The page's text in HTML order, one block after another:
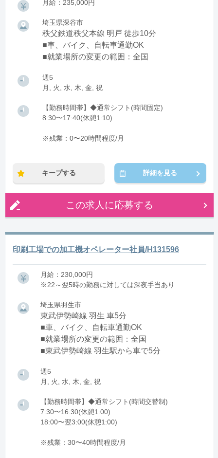
月給：235,000円
埼玉県深谷市
秩父鉄道秩父本線 明戸 徒歩10分
■車、バイク、自転車通勤OK
■就業場所の変更の範囲：全国
週5
月, 火, 水, 木, 金, 祝
【勤務時間帯】◆通常シフト(時間固定)
8:30〜17:40(休憩1:10)
※残業：0〜20時間程度/月
キープする 詳細を見る
この求人に応募する
印刷工場での加工機オペレーター社員/H131596
月給：230,000円
※22～翌5時の勤務に対しては深夜手当あり
埼玉県羽生市
東武伊勢崎線 羽生 車5分
■車、バイク、自転車通勤OK
■就業場所の変更の範囲：全国
■東武伊勢崎線 羽生駅から車で5分
週5
月, 火, 水, 木, 金, 祝
【勤務時間帯】◆通常シフト(時間交替制)
7:30〜16:30(休憩1:00)
18:00〜翌3:00(休憩1:00)
※残業：30〜40時間程度/月